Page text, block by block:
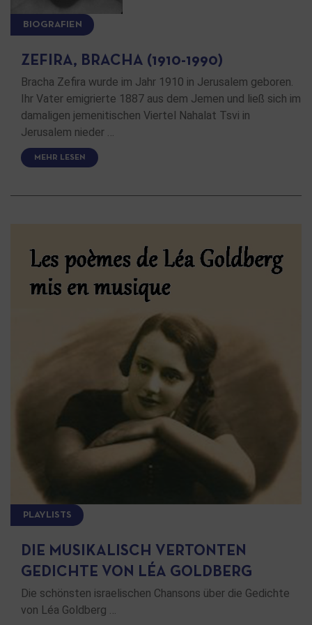
BIOGRAFIEN
ZEFIRA, BRACHA (1910-1990)
Bracha Zefira wurde im Jahr 1910 in Jerusalem geboren.
Ihr Vater emigrierte 1887 aus dem Jemen und ließ sich im
damaligen jemenitischen Viertel Nahalat Tsvi in
Jerusalem nieder …
MEHR LESEN
PLAYLISTS
DIE MUSIKALISCH VERTONTEN
GEDICHTE VON LÉA GOLDBERG
Die schönsten israelischen Chansons über die Gedichte
von Léa Goldberg …